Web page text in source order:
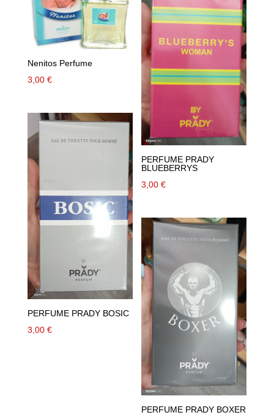
Nenitos Perfume
3,00 €
PERFUME PRADY
BLUEBERRYS
3,00€
PERFUME PRADY BOSIC
3,00 €
PERFUME PRADY BOXER